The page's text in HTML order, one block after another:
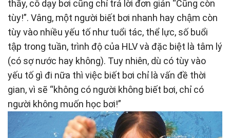
thầy, cô dạy bơi cũng chỉ trả lời đơn giản “Cũng còn
tùy!”. Vâng, một người biết bơi nhanh hay chậm còn
tùy vào nhiều yếu tố như tuổi tác, thể lực, số buổi
tập trong tuần, trình độ của HLV và đặc biệt là tâm lý
(có sợ nước hay không). Tuy nhiên, dù có tùy vào
yếu tố gì đi nữa thì việc biết bơi chỉ là vấn đề thời
gian, vì sẽ “không có người không biết bơi, chỉ có
người không muốn học bơi!”